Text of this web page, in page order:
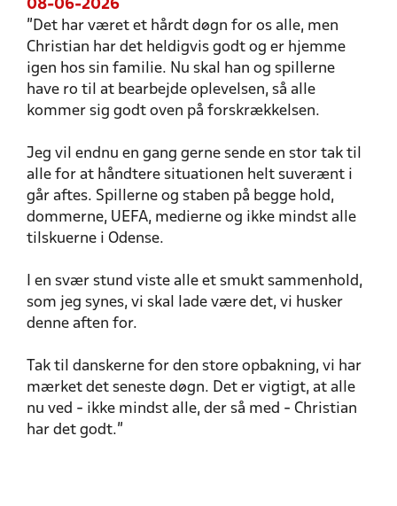
08-06-2026
"Det har været et hårdt døgn for os alle, men
Christian har det heldigvis godt og er hjemme
igen hos sin familie. Nu skal han og spillerne
have ro til at bearbejde oplevelsen, så alle
kommer sig godt oven på forskrækkelsen.
Jeg vil endnu en gang gerne sende en stor tak til
alle for at håndtere situationen helt suverænt i
går aftes. Spillerne og staben på begge hold,
dommerne, UEFA, medierne og ikke mindst alle
tilskuerne i Odense.
I en svær stund viste alle et smukt sammenhold,
som jeg synes, vi skal lade være det, vi husker
denne aften for.
Tak til danskerne for den store opbakning, vi har
mærket det seneste døgn. Det er vigtigt, at alle
nu ved - ikke mindst alle, der så med - Christian
har det godt.”